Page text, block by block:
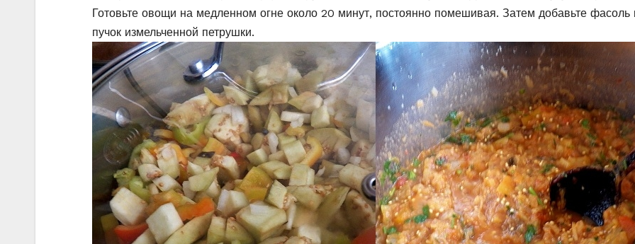
Готовьте овощи на медленном огне около 20 минут, постоянно помешивая. Затем добавьте фасоль
пучок измельченной петрушки.